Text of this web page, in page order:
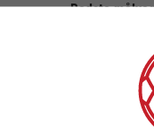
Bedste
samlede
Største bisse:
og 5 gule